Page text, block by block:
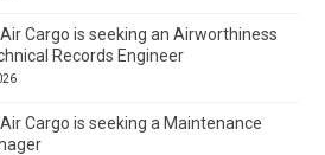
Cargo is seeking an Airworthiness
Records Engineer
Cargo is seeking a Maintenance